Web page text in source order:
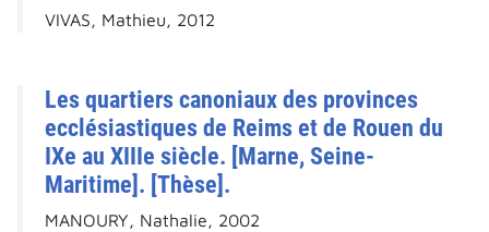
VIVAS, Mathieu, 2012
Les quartiers canoniaux des provinces
ecclésiastiques de Reims et de Rouen du
IXe au XIIIe siècle. [Marne, Seine-
Maritime]. [Thèse].
MANOURY, Nathalie, 2002